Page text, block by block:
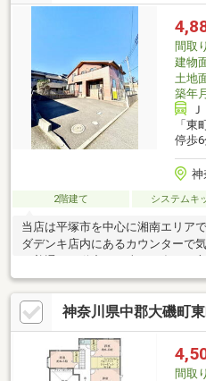
間取り
建物
土地
築年月
「東
停歩6
神
2階建て システムキ
当店は平塚市を中心に湘南エリア
ダデンキ店内にあるカウンターで
ます。またリフォームや新規家電
て頂き一味違った方法も出来ます
ご相談ください。
神奈川県中郡大磯町
間取り